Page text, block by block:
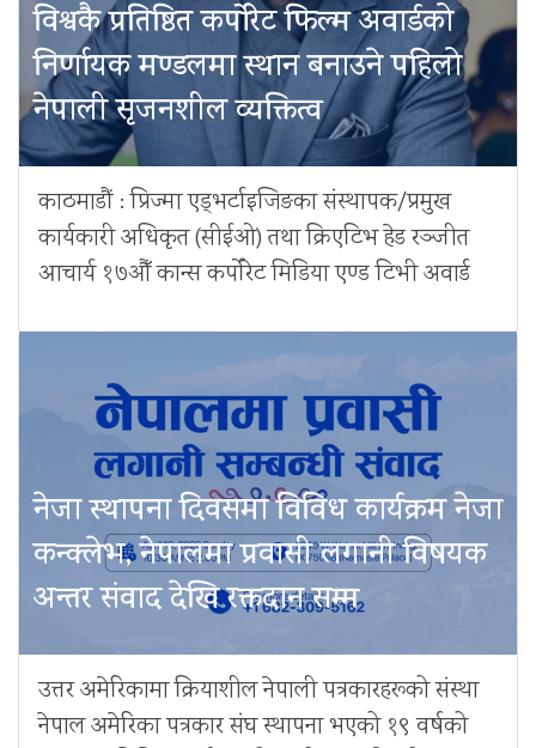
विश्वकै प्रतिष्ठित कर्पोरेट फिल्म अवार्डको
निर्णायक मण्डलमा स्थान बनाउने पहिलो
नेपाली सृजनशील व्यक्तित्व
काठमाडौं : प्रिज्मा एड्भर्टाइजिङका संस्थापक/प्रमुख
कार्यकारी अधिकृत (सीईओ) तथा क्रिएटिभ हेड रञ्जीत
आचार्य १७औँ कान्स कर्पोरेट मिडिया एण्ड टिभी अवार्ड
नेजा स्थापना दिवसमा विविध कार्यक्रम नेजा
कन्क्लेभ, नेपालमा प्रवासी लगानी विषयक
अन्तर संवाद देखि रक्तदान सम्म
उत्तर अमेरिकामा क्रियाशील नेपाली पत्रकारहरूको संस्था
नेपाल अमेरिका पत्रकार संघ स्थापना भएको १९ वर्षको